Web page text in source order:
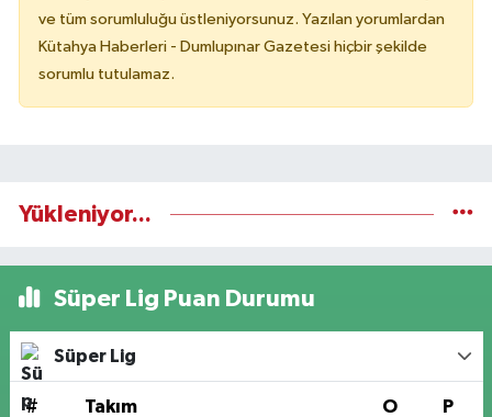
ve tüm sorumluluğu üstleniyorsunuz. Yazılan yorumlardan
Kütahya Haberleri - Dumlupınar Gazetesi hiçbir şekilde
sorumlu tutulamaz.
Yükleniyor...
Süper Lig Puan Durumu
Süper Lig
# Takım O P